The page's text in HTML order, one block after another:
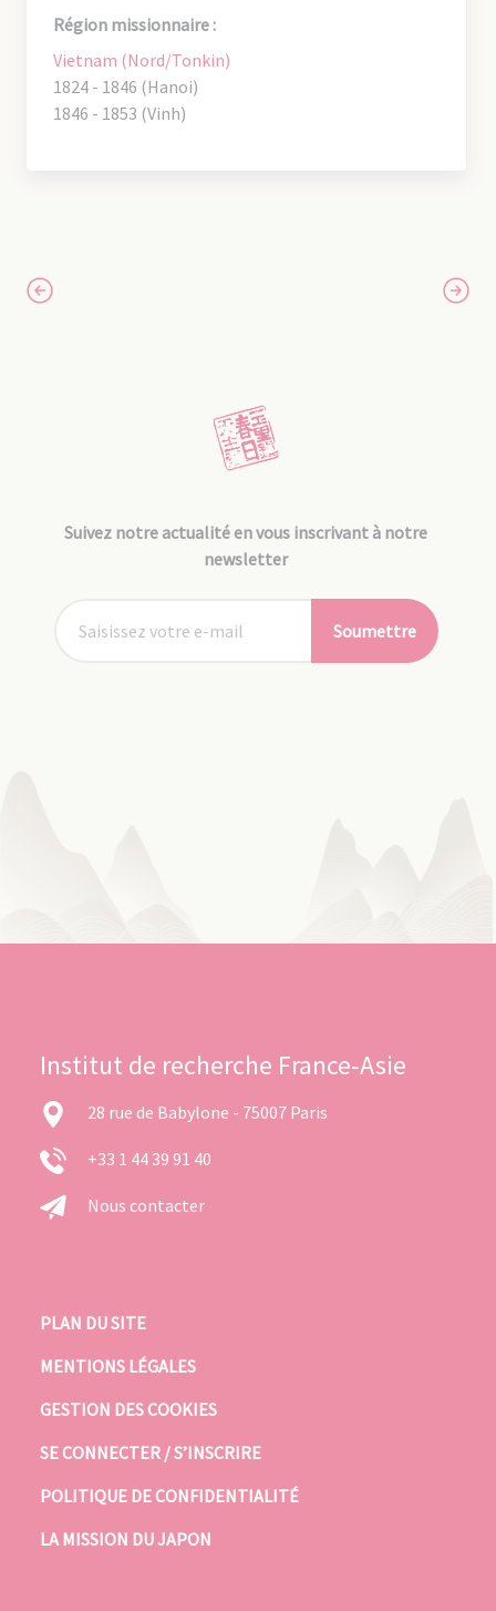
Région missionnaire :
Vietnam (Nord/Tonkin)
1824 - 1846 (Hanoi)
1846 - 1853 (Vinh)
Suivez notre actualité en vous inscrivant à notre
newsletter
Soumettre
Institut de recherche France-Asie
28 rue de Babylone - 75007 Paris
+33 1 44 39 91 40
Nous contacter
PLAN DU SITE
MENTIONS LÉGALES
GESTION DES COOKIES
SE CONNECTER / S’INSCRIRE
POLITIQUE DE CONFIDENTIALITÉ
LA MISSION DU JAPON